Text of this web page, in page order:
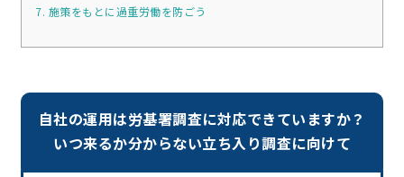
7. 施策をもとに過重労働を防ごう
自社の運用は労基署調査に対応できていますか？
いつ来るか分からない立ち入り調査に向けて